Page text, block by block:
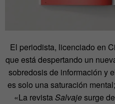
El periodista, licenciado en
que está despertando un
sobredosis de información y
es solo una saturación
«La revista Salvajesurge